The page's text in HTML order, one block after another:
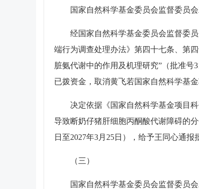
国家自然科学基金委员会监督委员会
经国家自然科学基金委员会监督委员
端行为调查处理办法》第四十七条、第
脏氨代谢中的作用及机理研究”（批准号
已拨资金，取消黄飞若国家自然科学基
决定依据《国家自然科学基金项目科
导致断奶仔猪肝细胞丙酮酸代谢障碍的
日至2027年3月25日），给予王同心通报
（三）
国家自然科学基金委员会监督委员会